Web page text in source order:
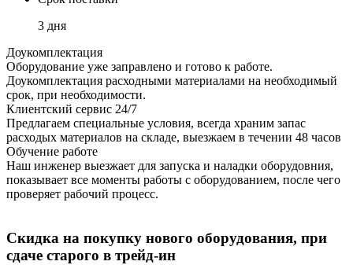
3 дня
Доукомплектация
Оборудование уже заправлено и готово к работе.
Доукомплектация расходными материалами на необходимый
срок, при необходимости.
Клиентский сервис 24/7
Предлагаем специальные условия, всегда храним запас
расходых материалов на складе, выезжаем в течении 48 часов
Обучение работе
Наш инженер выезжает для запуска и наладки оборудовния,
показывает все моменты работы с оборудованием, после чего
проверяет рабочий процесс.
Скидка на покупку нового оборудования, при
сдаче старого в трейд-ин